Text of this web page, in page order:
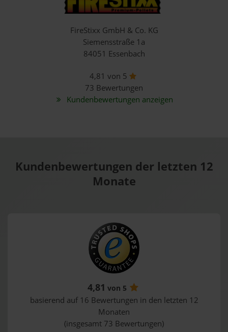
FireStixx GmbH & Co. KG
Siemensstraße 1a
84051 Essenbach
4,81 von 5
73 Bewertungen
Kundenbewertungen anzeigen
Kundenbewertungen der letzten 12
Monate
4,81 von 5
basierend auf 16 Bewertungen in den letzten 12
Monaten
(insgesamt 73 Bewertungen)